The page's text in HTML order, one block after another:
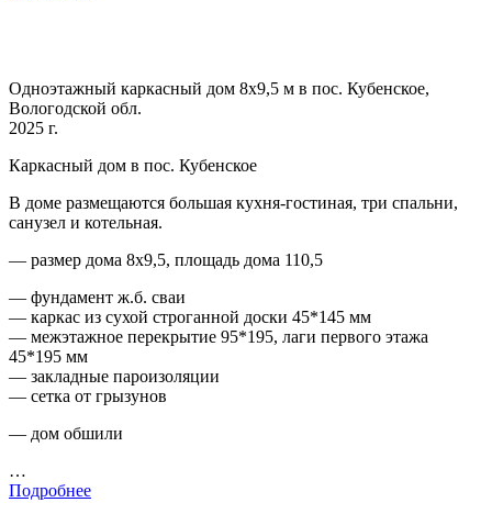
Одноэтажный каркасный дом 8х9,5 м в пос. Кубенское,
Вологодской обл.
2025 г.
Каркасный дом в пос. Кубенское
В доме размещаются большая кухня-гостиная, три спальни,
санузел и котельная.
— размер дома 8х9,5, площадь дома 110,5
— фундамент ж.б. сваи
— каркас из сухой строганной доски 45*145 мм
— межэтажное перекрытие 95*195, лаги первого этажа
45*195 мм
— закладные пароизоляции
— сетка от грызунов
— дом обшили
…
Подробнее